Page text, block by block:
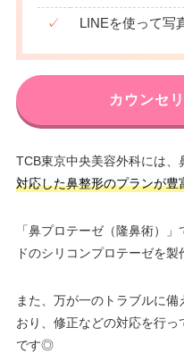
✓ LINEを使って写
カウンセ
TCB東京中央美容外科には
対応した鼻整形のプランが豊
「鼻プロテーゼ（隆鼻術）
ドのシリコンプロテーゼを製
また、万が一のトラブルに
おり、修正などの対応を行っ
です◎